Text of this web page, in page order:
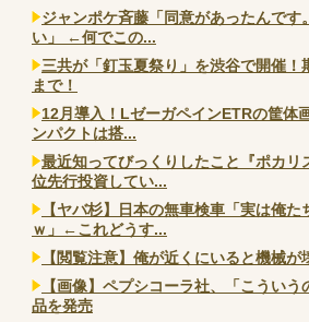
ジャンポケ斉藤「同意があったんです
い」 ←何でこの...
三共が「釘玉夏祭り」を渋谷で開催！
まで！
12月導入！LゼーガペインETRの筐体
ンパクトは搭...
最近知ってびっくりしたこと『ポカリ
位先行投資してい...
【ヤバ杉】日本の無車検車「実は俺
ｗ」←これどうす...
【閲覧注意】俺が近くにいると機械が
【画像】ペプシコーラ社、「こうい
品を発売